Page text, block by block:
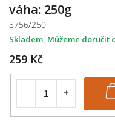
váha: 250g
8756/250
259 Kč
Skladem